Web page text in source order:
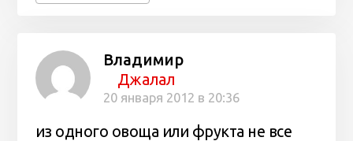
Владимир
Джалал
20 января 2012 в 20:36
из одного овоща или фрукта не все